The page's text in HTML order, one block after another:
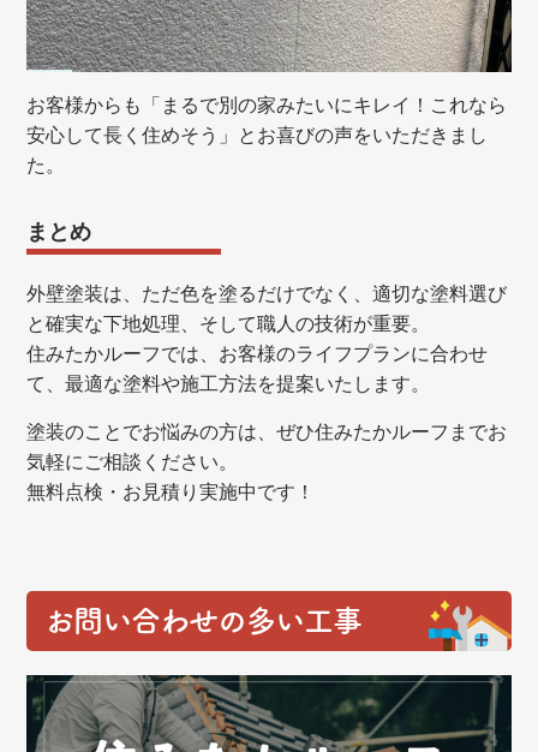
お客様からも「まるで別の家みたいにキレイ！これなら
安心して長く住めそう」とお喜びの声をいただきまし
た。
まとめ
外壁塗装は、ただ色を塗るだけでなく、適切な塗料選び
と確実な下地処理、そして職人の技術が重要。
住みたかルーフでは、お客様のライフプランに合わせ
て、最適な塗料や施工方法を提案いたします。
塗装のことでお悩みの方は、ぜひ住みたかルーフまでお
気軽にご相談ください。
無料点検・お見積り実施中です！
お問い合わせの多い工事